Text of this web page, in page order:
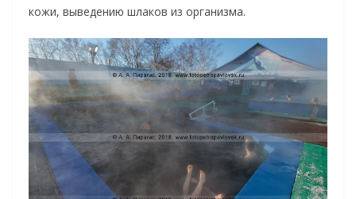
кожи, выведению шлаков из организма.